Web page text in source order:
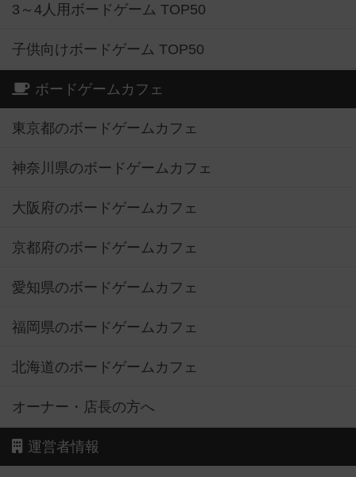
3～4人用ボードゲーム TOP50
子供向けボードゲーム TOP50
ボードゲームカフェ
東京都のボードゲームカフェ
神奈川県のボードゲームカフェ
大阪府のボードゲームカフェ
京都府のボードゲームカフェ
愛知県のボードゲームカフェ
福岡県のボードゲームカフェ
北海道のボードゲームカフェ
オーナー・店長の方へ
運営者情報